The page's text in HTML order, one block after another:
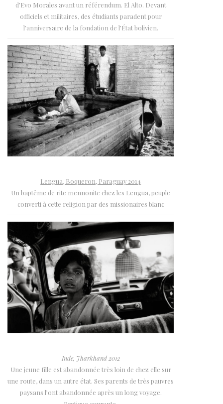
d’Evo Morales avant un référendum. El Alto. Devant
officiels et militaires, des étudiants paradent pour
l’anniversaire de la fondation de l’État bolivien.
Lengua, Boqueron, Paraguay 2014
Un baptême de rite mennonite chez les Lengua, peuple
converti à cette religion par des missionaires blanc
Inde, Jharkhand 2012
Une jeune fille est abandonnée très loin de chez elle sur
une route, dans un autre état. Ses parents de très pauvres
paysans l’ont abandonnée après un long voyage.